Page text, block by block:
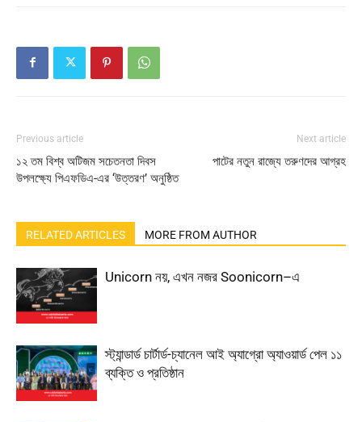
Previous article
১২ তম বিশ্ব অটিজম সচেতনতা দিবস
উপলক্ষ্যে পিএফডিএ-এর ‘উত্তরণ’ অনুষ্ঠিত
Next article
পাটের নতুন রাজ্যে তরুণদের আগ্রহ
RELATED ARTICLES MORE FROM AUTHOR
Unicorn নয়, এখন নজর Soonicorn–এ
স্ট্যান্ডার্ড চার্টার্ড-চ্যানেল আই অ্যাগ্রো অ্যাওয়ার্ড পেল ১১
ব্যক্তি ও প্রতিষ্ঠান